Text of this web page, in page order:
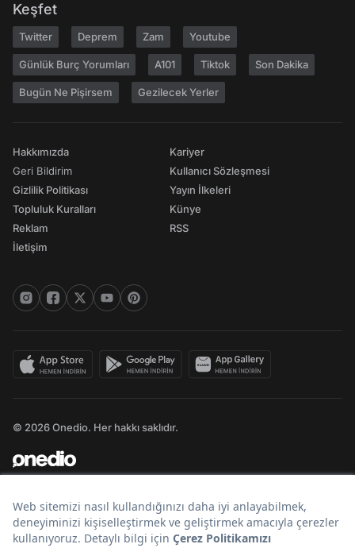
Keşfet
Twitter Deprem Zam Youtube
Günlük Burç Yorumları A101 Tiktok Son Dakika
Bugün Ne Pişirsem Gezilecek Yerler
Hakkımızda
Geri Bildirim
Gizlilik Politikası
Topluluk Kuralları
Reklam
İletişim
Kariyer
Kullanıcı Sözleşmesi
Yayın İlkeleri
Künye
RSS
© 2026 Onedio. Her hakkı saklıdır.
Bir markasıdır.